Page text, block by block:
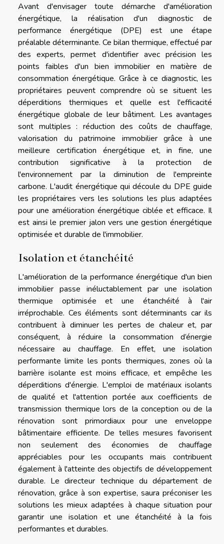
Avant d'envisager toute démarche d'amélioration
énergétique, la réalisation d'un diagnostic de
performance énergétique (DPE) est une étape
préalable déterminante. Ce bilan thermique, effectué par
des experts, permet d'identifier avec précision les
points faibles d'un bien immobilier en matière de
consommation énergétique. Grâce à ce diagnostic, les
propriétaires peuvent comprendre où se situent les
déperditions thermiques et quelle est l'efficacité
énergétique globale de leur bâtiment. Les avantages
sont multiples : réduction des coûts de chauffage,
valorisation du patrimoine immobilier grâce à une
meilleure certification énergétique et, in fine, une
contribution significative à la protection de
l'environnement par la diminution de l'empreinte
carbone. L'audit énergétique qui découle du DPE guide
les propriétaires vers les solutions les plus adaptées
pour une amélioration énergétique ciblée et efficace. Il
est ainsi le premier jalon vers une gestion énergétique
optimisée et durable de l'immobilier.
Isolation et étanchéité
L'amélioration de la performance énergétique d'un bien
immobilier passe inéluctablement par une isolation
thermique optimisée et une étanchéité à l'air
irréprochable. Ces éléments sont déterminants car ils
contribuent à diminuer les pertes de chaleur et, par
conséquent, à réduire la consommation d’énergie
nécessaire au chauffage. En effet, une isolation
performante limite les ponts thermiques, zones où la
barrière isolante est moins efficace, et empêche les
déperditions d'énergie. L'emploi de matériaux isolants
de qualité et l'attention portée aux coefficients de
transmission thermique lors de la conception ou de la
rénovation sont primordiaux pour une enveloppe
bâtimentaire efficiente. De telles mesures favorisent
non seulement des économies de chauffage
appréciables pour les occupants mais contribuent
également à l'atteinte des objectifs de développement
durable. Le directeur technique du département de
rénovation, grâce à son expertise, saura préconiser les
solutions les mieux adaptées à chaque situation pour
garantir une isolation et une étanchéité à la fois
performantes et durables.